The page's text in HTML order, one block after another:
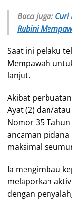
Baca juga: Curi
Rubini
Saat ini pelaku
Mempawah
lanjut.
Akibat
Ayat (2) dan/
Nomor 35
ancaman
maksimal
Ia mengimbau
melaporkan
dengan